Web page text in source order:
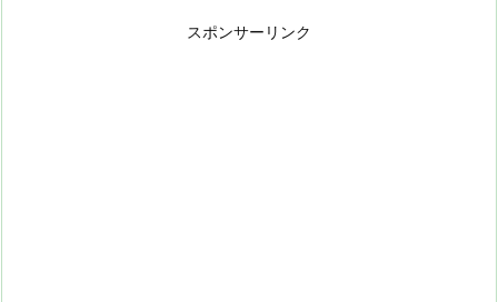
スポンサーリンク